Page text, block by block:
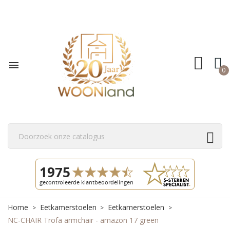
 0
Home Eetkamerstoelen
Eetkamerstoelen
NC-CHAIR Trofa armchair - amazon 17 green